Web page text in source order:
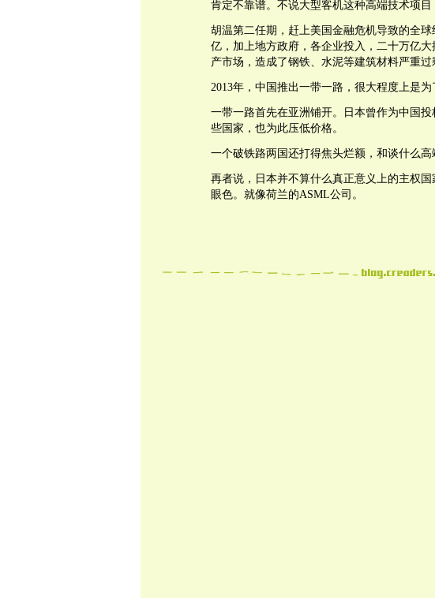
肯定不靠谱。不说大型客机这种高端技术项目
胡温第二任期，赶上美国金融危机导致的全
亿，加上地方政府，各企业投入，二十万亿
产市场，造成了钢铁、水泥等建筑材料严重过
2013年，中国推出一带一路，很大程度上是为
一带一路首先在亚洲铺开。日本曾作为中国
些国家，也为此压低价格。
一个破铁路两国还打得焦头烂额，和谈什么高
再者说，日本并不算什么真正意义上的主权
眼色。就像荷兰的ASML公司。